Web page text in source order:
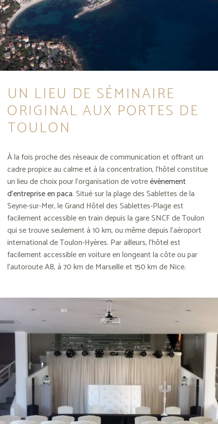
UN LIEU DE SÉMINAIRE
ORIGINAL AUX PORTES DE
TOULON
À la fois proche des réseaux de communication et offrant un
cadre propice au calme et à la concentration, l’hôtel constitue
un lieu de choix pour l’organisation de votreévènement
d’entreprise en paca. Situé sur la plage des Sablettes de la
Seyne-sur-Mer, le Grand Hôtel des Sablettes-Plage est
facilement accessible en train depuis la gare SNCF de Toulon
qui se trouve seulement à 10 km, ou même depuis l’aéroport
international de Toulon-Hyères. Par ailleurs, l’hôtel est
facilement accessible en voiture en longeant la côte ou par
l’autoroute A8, à 70 km de Marseille et 150 km de Nice.